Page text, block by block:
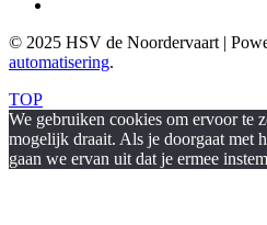
© 2025 HSV de Noordervaart |
automatisering.
TOP
We gebruiken cookies om ervoor te
mogelijk draait. Als je doorgaat met
gaan we ervan uit dat je ermee